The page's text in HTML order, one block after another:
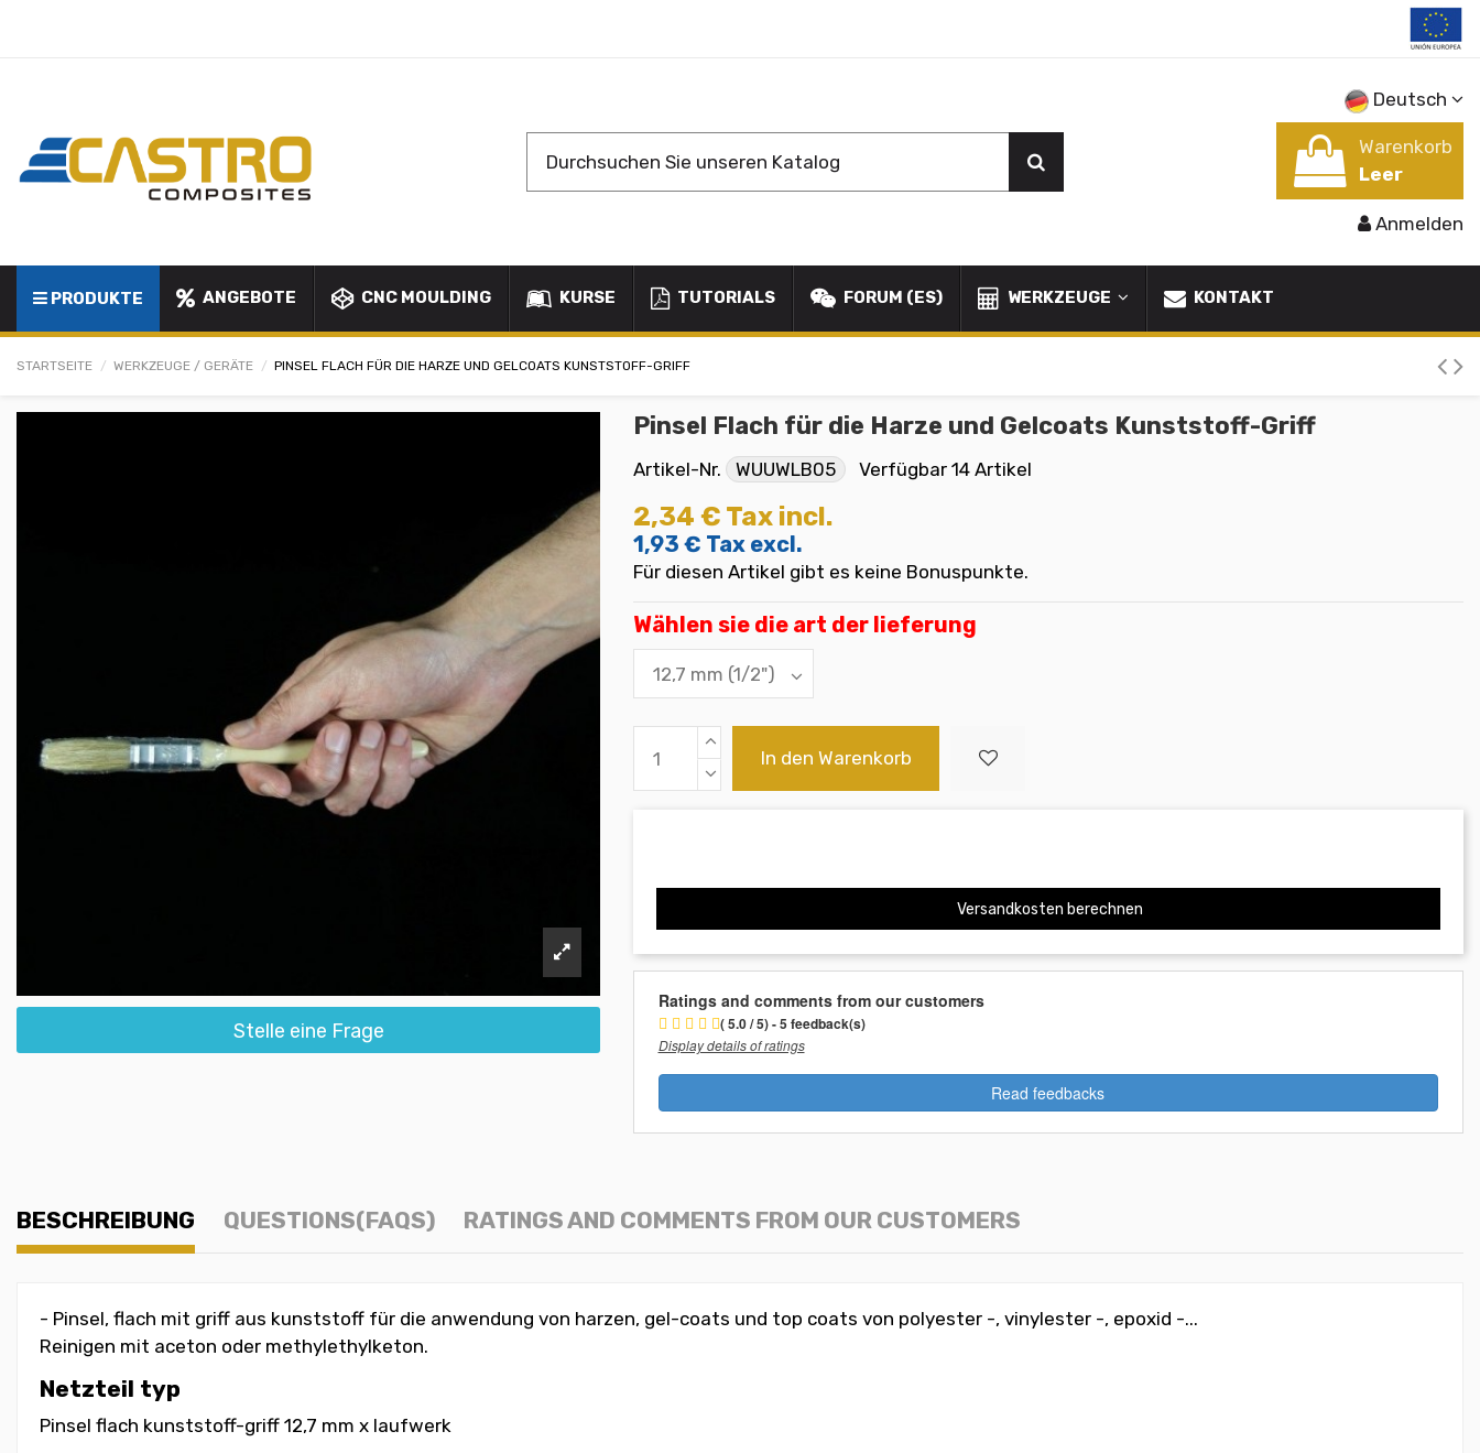
Deutsch
Warenkorb
Leer
Anmelden
PRODUKTE ANGEBOTE CNC MOULDING KURSE TUTORIALS FORUM (ES) WERKZEUGE KONTAKT
STARTSEITE WERKZEUGE / GERÄTE PINSEL FLACH FÜR DIE HARZE UND GELCOATS KUNSTSTOFF-GRIFF
Stelle eine Frage
Pinsel Flach für die Harze und Gelcoats Kunststoff-Griff
Artikel-Nr. WUUWLB05 Verfügbar 14 Artikel
2,34 € Tax incl.
1,93 € Tax excl.
Für diesen Artikel gibt es keine Bonuspunkte.
Wählen sie die art der lieferung
In den Warenkorb
Versandkosten berechnen
Ratings and comments from our customers
( 5.0 / 5) - 5 feedback(s)
Display details of ratings
Read feedbacks
BESCHREIBUNG QUESTIONS(FAQS) RATINGS AND COMMENTS FROM OUR CUSTOMERS
- Pinsel, flach mit griff aus kunststoff für die anwendung von harzen, gel-coats und top coats von polyester -, vinylester -, epoxid -...
Reinigen mit aceton oder methylethylketon.
Netzteil typ
Pinsel flach kunststoff-griff 12,7 mm x laufwerk